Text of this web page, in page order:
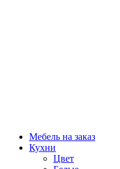
Мебель на заказ
Кухни
Цвет